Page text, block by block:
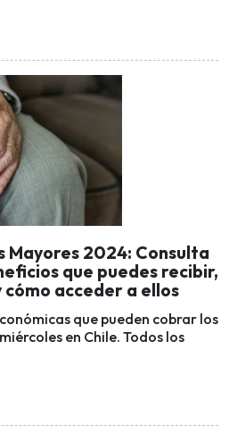
Mayores 2024: Consulta
que puedes recibir,
cómo acceder a ellos
que pueden cobrar los
en Chile. Todos los